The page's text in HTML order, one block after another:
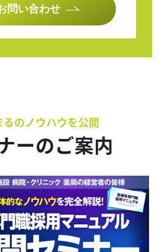
問い合わせ
るのノウハウを公開
ーのご案内